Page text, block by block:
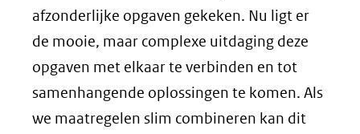
afzonderlijke opgaven gekeken. Nu ligt er
de mooie, maar complexe uitdaging deze
opgaven met elkaar te verbinden en tot
samenhangende oplossingen te komen. Als
we maatregelen slim combineren kan dit